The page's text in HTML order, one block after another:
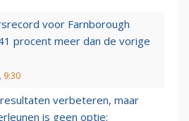
voor Farnborough
procent meer dan de vorige
9:30
verbeteren, maar
is geen optie: